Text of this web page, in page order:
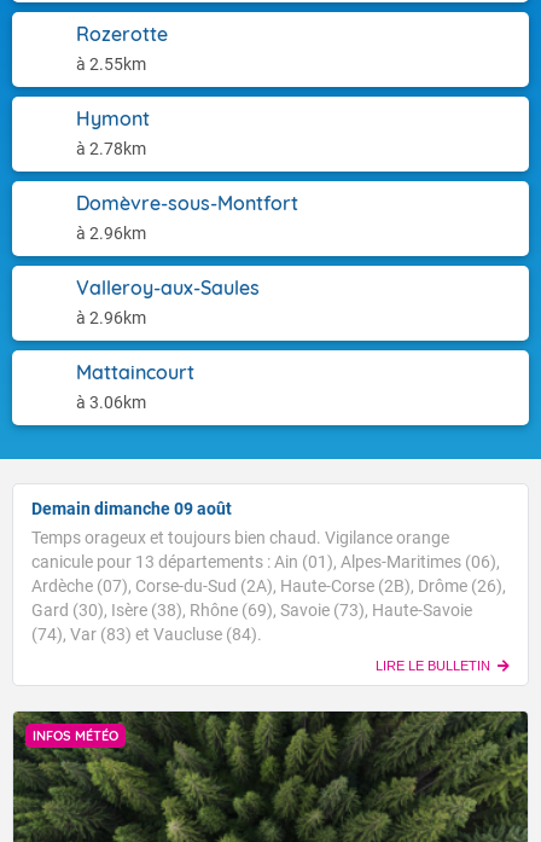
Rozerotte
à 2.55km
Hymont
à 2.78km
Domèvre-sous-Montfort
à 2.96km
Valleroy-aux-Saules
à 2.96km
Mattaincourt
à 3.06km
Demain dimanche 09 août
Temps orageux et toujours bien chaud. Vigilance orange
canicule pour 13 départements : Ain (01), Alpes-Maritimes (06),
Ardèche (07), Corse-du-Sud (2A), Haute-Corse (2B), Drôme (26),
Gard (30), Isère (38), Rhône (69), Savoie (73), Haute-Savoie
(74), Var (83) et Vaucluse (84).
LIRE LE BULLETIN
INFOS MÉTÉO